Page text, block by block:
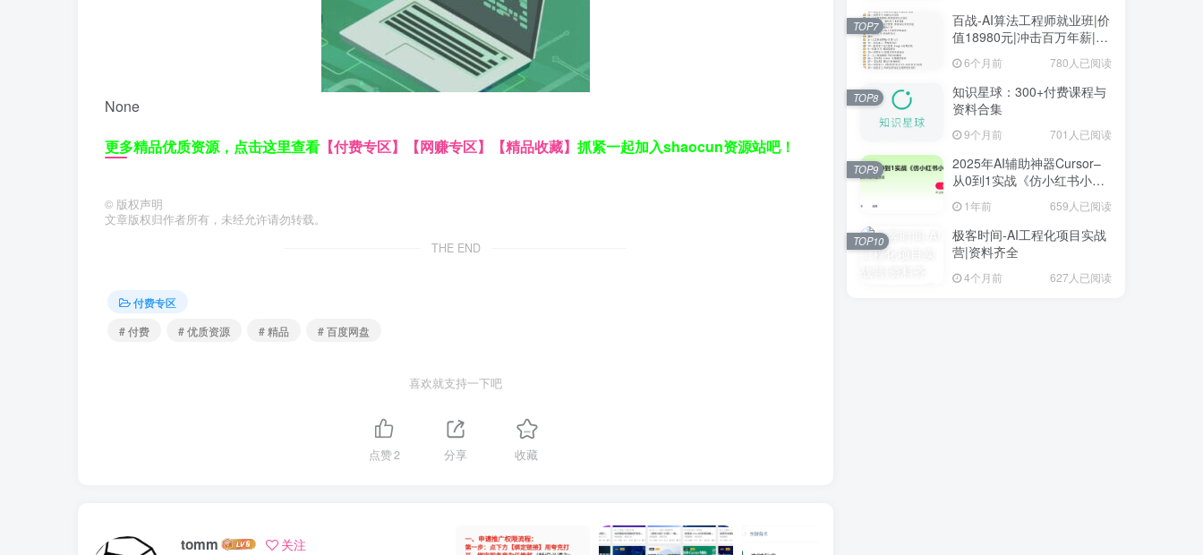
None
更多精品优质资源，点击这里查看 【付费专区】 【网赚专区】 【精品收藏】 抓紧一起加入shaocun资源站吧！
© 版权声明
文章版权归作者所有，未经允许请勿转载。
THE END
付费专区
# 付费
# 优质资源 # 精品 # 百度网盘
喜欢就支持一下吧
点赞2 分享 收藏
tomm 关注
百战-AI算法工程师就业班|价
值18980元|冲击百万年薪|完
结无秘
6个月前 780人已阅读
TOP7
知识星球：300+付费课程与
资料合集
9个月前 701人已阅读
TOP8
2025年AI辅助神器Cursor–
从0到1实战《仿小红书小程
序》1年前 659人已阅读
TOP9
极客时间-AI工程化项目实战
营|资料齐全
4个月前 627人已阅读
TOP10